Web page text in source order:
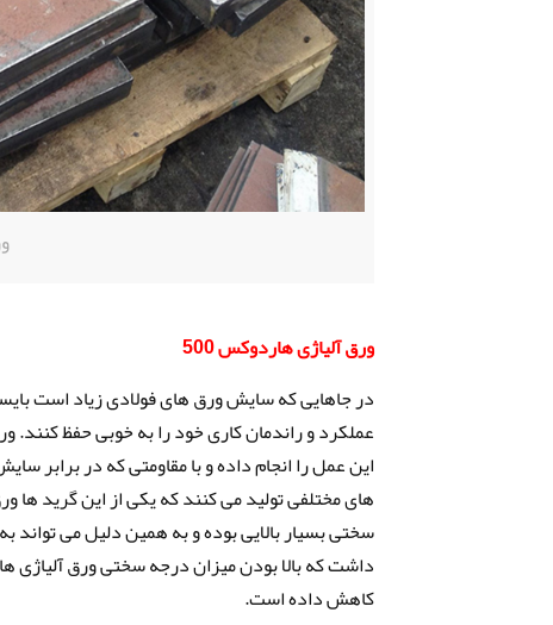
ورق آلیاژی هاردوکس 500
در جاهایی که سایش ورق های فولادی زیاد است
عملکرد و راندمان کاری خود را به خوبی حفظ
این عمل را انجام داده و با مقاومتی که در برابر
سختی بسیار بالایی بوده و به همین دلیل می تواند
کاهش داده است.